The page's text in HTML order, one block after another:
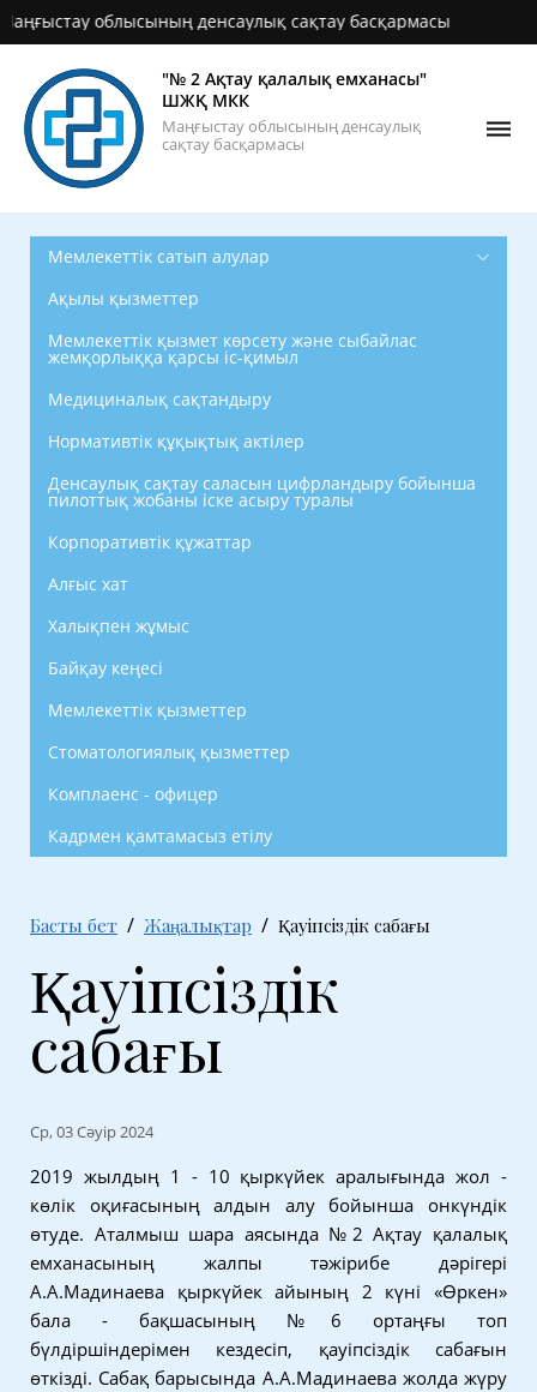
облысының денсаулық сақтау басқармасы
"№ 2 Ақтау қалалық емханасы"
ШЖҚ МКК
Маңғыстау облысының денсаулық
сақтау басқармасы
Мемлекеттік сатып алулар
Ақылы қызметтер
Мемлекеттік қызмет көрсету және сыбайлас
жемқорлыққа қарсы іс-қимыл
Медициналық сақтандыру
Нормативтік құқықтық актілер
Денсаулық сақтау саласын цифрландыру бойынша
пилоттық жобаны іске асыру туралы
Корпоративтік құжаттар
Алғыс хат
Халықпен жұмыс
Байқау кеңесі
Мемлекеттік қызметтер
Стоматологиялық қызметтер
Комплаенс - офицер
Кадрмен қамтамасыз етілу
Басты бет Жаңалықтар Қауіпсіздік сабағы
Қауіпсіздік
сабағы
Ср, 03 Сәуір 2024
2019 жылдың 1 - 10 қыркүйек аралығында жол -
көлік оқиғасының алдын алу бойынша онкүндік
өтуде. Аталмыш шара аясында №2 Ақтау қалалық
емханасының жалпы тәжірибе дәрігері
А.А.Мадинаева қыркүйек айының 2 күні «Өркен»
бала - бақшасының №6 ортаңғы топ
бүлдіршіндерімен кездесіп, қауіпсіздік сабағын
өткізді. Сабақ барысында А.А.Мадинаева жолда жүру